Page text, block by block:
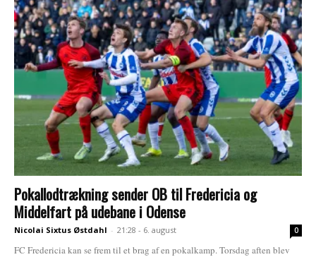
Pokallodtrækning sender OB til Fredericia og
Middelfart på udebane i Odense
Nicolai Sixtus Østdahl - 21:28 - 6. august 0
FC Fredericia kan se frem til et brag af en pokalkamp. Torsdag aften blev